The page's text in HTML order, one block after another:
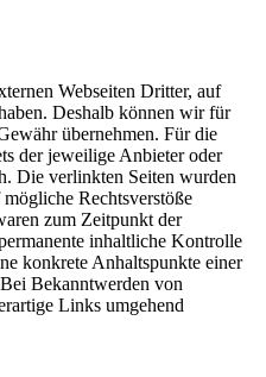
Webseiten Dritter, auf
Deshalb können wir für
übernehmen. Für die
der jeweilige Anbieter oder
Die verlinkten Seiten wurden
Rechtsverstöße
zum Zeitpunkt der
inhaltliche Kontrolle
konkrete Anhaltspunkte einer
Bekanntwerden von
Links umgehend